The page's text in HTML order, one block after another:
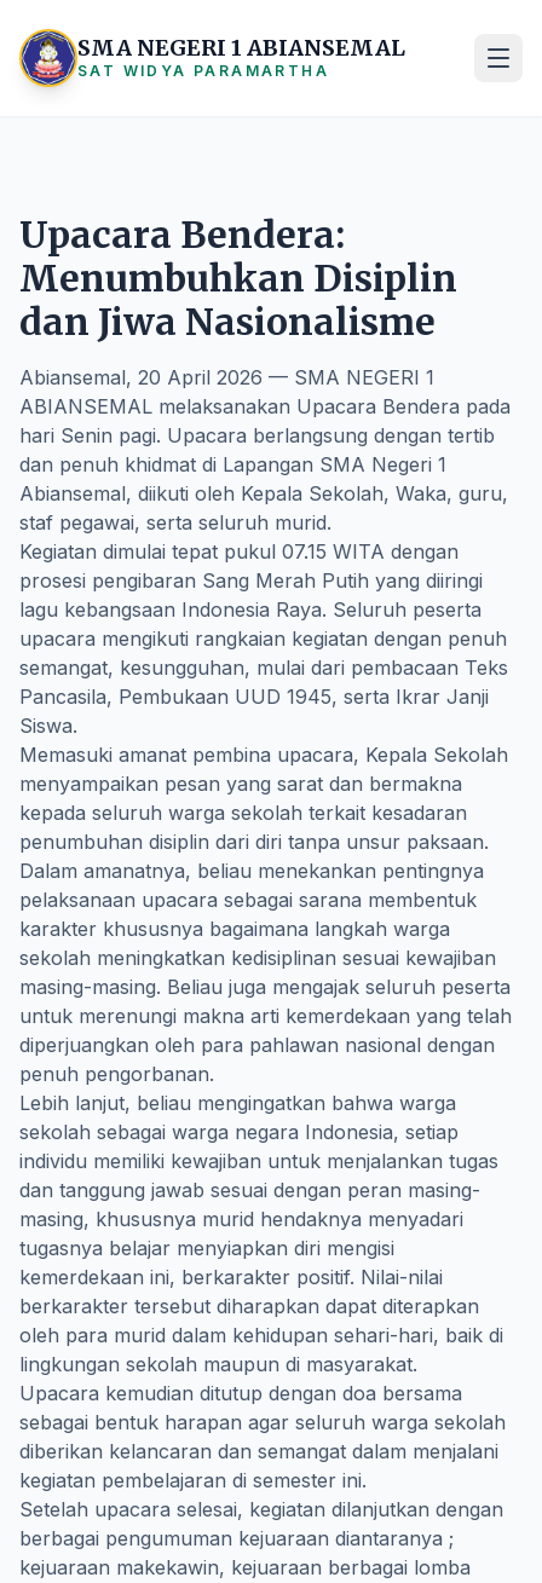
SMA NEGERI 1 ABIANSEMAL
SAT WIDYA PARAMARTHA
Upacara Bendera:
Menumbuhkan Disiplin
dan Jiwa Nasionalisme
Abiansemal, 20 April 2026 — SMA NEGERI 1
ABIANSEMAL melaksanakan Upacara Bendera pada
hari Senin pagi. Upacara berlangsung dengan tertib
dan penuh khidmat di Lapangan SMA Negeri 1
Abiansemal, diikuti oleh Kepala Sekolah, Waka, guru,
staf pegawai, serta seluruh murid.
Kegiatan dimulai tepat pukul 07.15 WITA dengan
prosesi pengibaran Sang Merah Putih yang diiringi
lagu kebangsaan Indonesia Raya. Seluruh peserta
upacara mengikuti rangkaian kegiatan dengan penuh
semangat, kesungguhan, mulai dari pembacaan Teks
Pancasila, Pembukaan UUD 1945, serta Ikrar Janji
Siswa.
Memasuki amanat pembina upacara, Kepala Sekolah
menyampaikan pesan yang sarat dan bermakna
kepada seluruh warga sekolah terkait kesadaran
penumbuhan disiplin dari diri tanpa unsur paksaan.
Dalam amanatnya, beliau menekankan pentingnya
pelaksanaan upacara sebagai sarana membentuk
karakter khususnya bagaimana langkah warga
sekolah meningkatkan kedisiplinan sesuai kewajiban
masing-masing. Beliau juga mengajak seluruh peserta
untuk merenungi makna arti kemerdekaan yang telah
diperjuangkan oleh para pahlawan nasional dengan
penuh pengorbanan.
Lebih lanjut, beliau mengingatkan bahwa warga
sekolah sebagai warga negara Indonesia, setiap
individu memiliki kewajiban untuk menjalankan tugas
dan tanggung jawab sesuai dengan peran masing-
masing, khususnya murid hendaknya menyadari
tugasnya belajar menyiapkan diri mengisi
kemerdekaan ini, berkarakter positif. Nilai-nilai
berkarakter tersebut diharapkan dapat diterapkan
oleh para murid dalam kehidupan sehari-hari, baik di
lingkungan sekolah maupun di masyarakat.
Upacara kemudian ditutup dengan doa bersama
sebagai bentuk harapan agar seluruh warga sekolah
diberikan kelancaran dan semangat dalam menjalani
kegiatan pembelajaran di semester ini.
Setelah upacara selesai, kegiatan dilanjutkan dengan
berbagai pengumuman kejuaraan diantaranya ;
kejuaraan makekawin, kejuaraan berbagai lomba